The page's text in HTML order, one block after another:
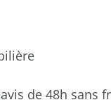
de 48h sans